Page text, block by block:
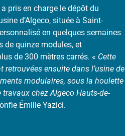
pris en charge le dépôt du
d’Algeco, située à Saint-
en quelques semaines
de quinze modules, et
de 300 mètres carrés. « Cette
ensuite dans l’usine de
modulaires, sous la houlette
chez Algeco Hauts-de-
Émilie Yazici.